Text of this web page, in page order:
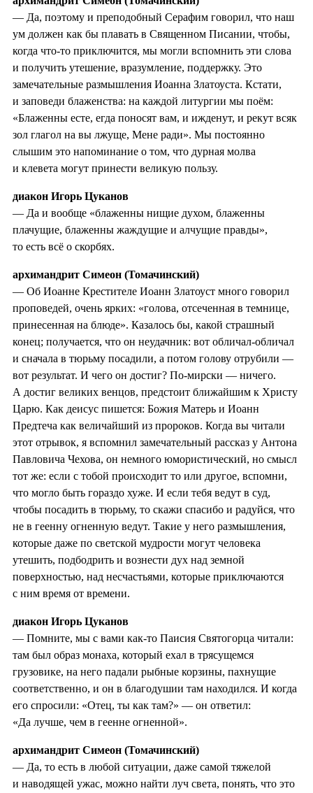
— Да, поэтому и преподобный Серафим говорил, что наш
ум должен как бы плавать в Священном Писании, чтобы,
когда что-то приключится, мы могли вспомнить эти слова
и получить утешение, вразумление, поддержку. Это
замечательные размышления Иоанна Златоуста. Кстати,
и заповеди блаженства: на каждой литургии мы поём:
«Блаженны есте, егда поносят вам, и ижденут, и рекут всяк
зол глагол на вы лжуще, Мене ради». Мы постоянно
слышим это напоминание о том, что дурная молва
и клевета могут принести великую пользу.
диакон Игорь Цуканов
— Да и вообще «блаженны нищие духом, блаженны
плачущие, блаженны жаждущие и алчущие правды»,
то есть всё о скорбях.
архимандрит Симеон (Томачинский)
— Об Иоанне Крестителе Иоанн Златоуст много говорил
проповедей, очень ярких: «голова, отсеченная в темнице,
принесенная на блюде». Казалось бы, какой страшный
конец; получается, что он неудачник: вот обличал-обличал
и сначала в тюрьму посадили, а потом голову отрубили —
вот результат. И чего он достиг? По-мирски — ничего.
А достиг великих венцов, предстоит ближайшим к Христу
Царю. Как деисус пишется: Божия Матерь и Иоанн
Предтеча как величайший из пророков. Когда вы читали
этот отрывок, я вспомнил замечательный рассказ у Антона
Павловича Чехова, он немного юмористический, но смысл
тот же: если с тобой происходит то или другое, вспомни,
что могло быть гораздо хуже. И если тебя ведут в суд,
чтобы посадить в тюрьму, то скажи спасибо и радуйся, что
не в геенну огненную ведут. Такие у него размышления,
которые даже по светской мудрости могут человека
утешить, подбодрить и вознести дух над земной
поверхностью, над несчастьями, которые приключаются
с ним время от времени.
диакон Игорь Цуканов
— Помните, мы с вами как-то Паисия Святогорца читали:
там был образ монаха, который ехал в трясущемся
грузовике, на него падали рыбные корзины, пахнущие
соответственно, и он в благодушии там находился. И когда
его спросили: «Отец, ты как там?» — он ответил:
«Да лучше, чем в геенне огненной».
архимандрит Симеон (Томачинский)
— Да, то есть в любой ситуации, даже самой тяжелой
и наводящей ужас, можно найти луч света, понять, что это